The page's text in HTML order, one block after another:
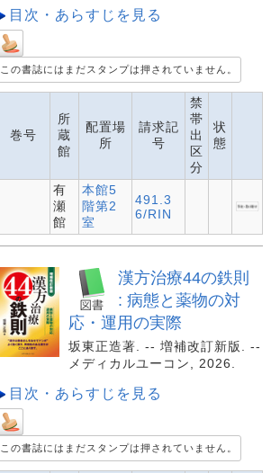
目次・あらすじを見る
この書誌にはまだスタンプは押されていません。
巻号
所
蔵
館
配置場
所
請求記
号
禁
帯
出
区
分
状
態
有
瀬
館
本館5
階第2
室
491.3
6/RIN
漢方治療44の鉄則
: 病態と薬物の対
応・運用の実際
坂東正造著. -- 増補改訂新版. --
メディカルユーコン, 2026.
目次・あらすじを見る
この書誌にはまだスタンプは押されていません。